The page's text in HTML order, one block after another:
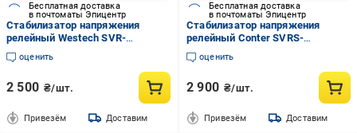
Бесплатная доставка
в почтоматы Эпицентр
Стабилизатор напряжения
релейный Westech SVR-
500VA/375W (36396140)
оценить
2 500 ₴/шт.
Привезём Доставим
Бесплатная доставка
в почтоматы Эпицентр
Стабилизатор напряжения
релейный Conter SVRS-
1000VA/750W (36325610)
оценить
2 900 ₴/шт.
Привезём Доставим